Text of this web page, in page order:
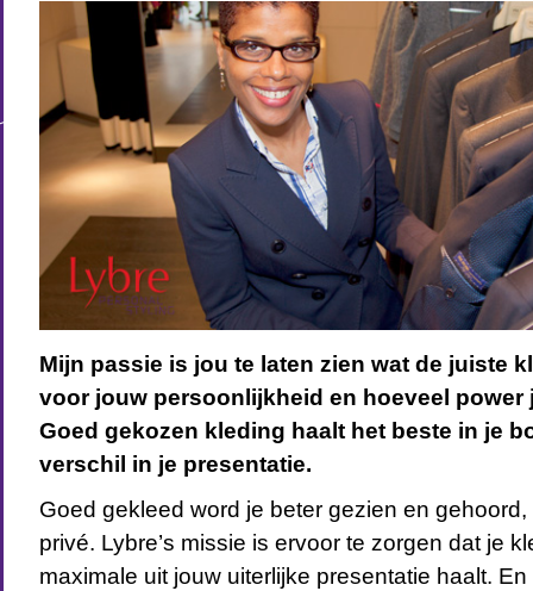
Mijn passie is jou te laten zien wat de juiste
voor jouw persoonlijkheid en hoeveel power
Goed gekozen kleding haalt het beste in je
verschil in je presentatie.
Goed gekleed word je beter gezien en
privé. Lybre’s missie is ervoor te zorgen dat je
maximale uit jouw uiterlijke presentatie haalt.